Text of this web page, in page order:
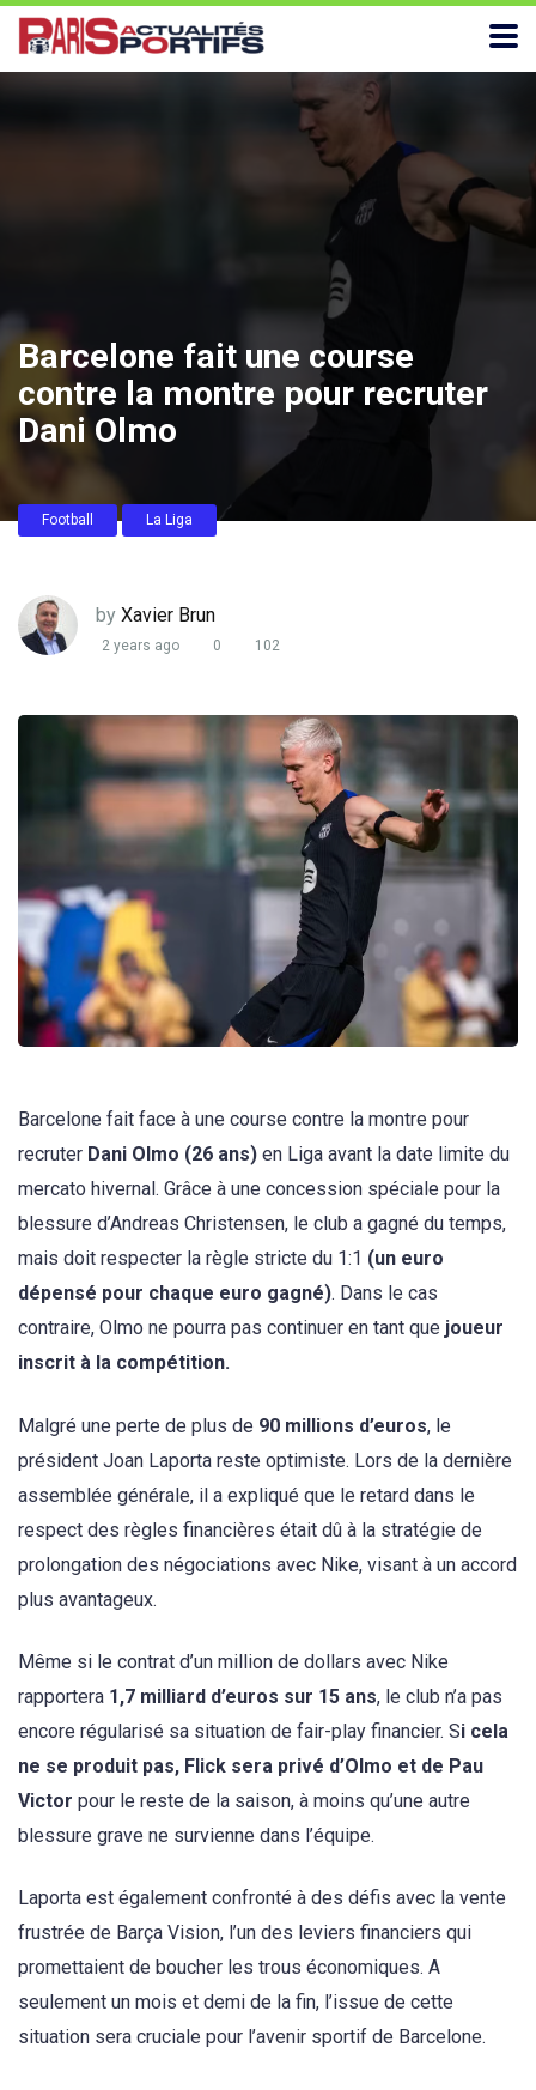
Barcelone fait une course
contre la montre pour recruter
Dani Olmo
Football La Liga
by Xavier Brun
2 years ago 0 102
Barcelone fait face à une course contre la montre pour
recruter Dani Olmo (26 ans) en Liga avant la date limite du
mercato hivernal. Grâce à une concession spéciale pour la
blessure d’Andreas Christensen, le club a gagné du temps,
mais doit respecter la règle stricte du 1:1 (un euro
dépensé pour chaque euro gagné). Dans le cas
contraire, Olmo ne pourra pas continuer en tant que joueur
inscrit à la compétition.
Malgré une perte de plus de 90 millions d’euros, le
président Joan Laporta reste optimiste. Lors de la dernière
assemblée générale, il a expliqué que le retard dans le
respect des règles financières était dû à la stratégie de
prolongation des négociations avec Nike, visant à un accord
plus avantageux.
Même si le contrat d’un million de dollars avec Nike
rapportera 1,7 milliard d’euros sur 15 ans, le club n’a pas
encore régularisé sa situation de fair-play financier. Si cela
ne se produit pas, Flick sera privé d’Olmo et de Pau
Victor pour le reste de la saison, à moins qu’une autre
blessure grave ne survienne dans l’équipe.
Laporta est également confronté à des défis avec la vente
frustrée de Barça Vision, l’un des leviers financiers qui
promettaient de boucher les trous économiques. A
seulement un mois et demi de la fin, l’issue de cette
situation sera cruciale pour l’avenir sportif de Barcelone.